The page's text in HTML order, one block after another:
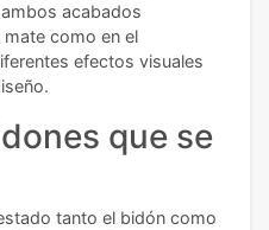
acabados
como en el
efectos visuales
que se
tanto el bidón como